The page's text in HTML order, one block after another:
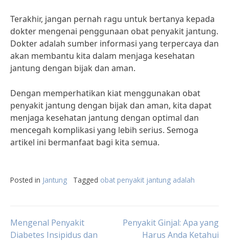
Terakhir, jangan pernah ragu untuk bertanya kepada
dokter mengenai penggunaan obat penyakit jantung.
Dokter adalah sumber informasi yang terpercaya dan
akan membantu kita dalam menjaga kesehatan
jantung dengan bijak dan aman.
Dengan memperhatikan kiat menggunakan obat
penyakit jantung dengan bijak dan aman, kita dapat
menjaga kesehatan jantung dengan optimal dan
mencegah komplikasi yang lebih serius. Semoga
artikel ini bermanfaat bagi kita semua.
Posted in Jantung Tagged obat penyakit jantung adalah
Post
Mengenal Penyakit
Diabetes Insipidus dan
Penyakit Ginjal: Apa yang
Harus Anda Ketahui